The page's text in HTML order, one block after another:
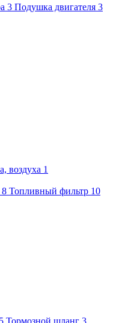
3 Подушка двигателя 3
воздуха 1
8 Топливный фильтр 10
5 Тормозной шланг 3